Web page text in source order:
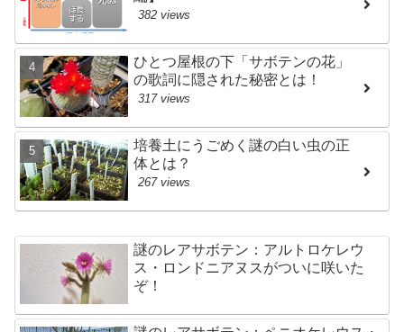
382 views
ひとつ屋根の下「サボテンの花」
の歌詞に隠された秘密とは！
317 views
培養土にうごめく謎の白い虫の正
体とは？
267 views
謎のレアサボテン：アルトロケレウ
ス・ロンドニアヌスがついに咲いた
ぞ！